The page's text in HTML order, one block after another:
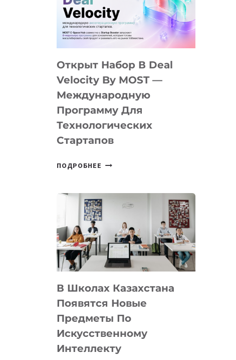
YOUTH
CAMP
ДАЛ
ПОДРОСТКАМ
БИЛЕТ
IT-
ПРЕДПРИНИМАТЕЛЬСТВО
Открыт Набор В Deal
Velocity By MOST —
Международную
Программу Для
Технологических
Стартапов
ПОДРОБНЕЕ ОТКРЫТ
DEAL
VELOCITY
MOST
—
МЕЖДУНАРОДНУЮ
ДЛЯ
ТЕХНОЛОГИЧЕСКИХ
СТАРТАПОВ
В Школах Казахстана
Появятся Новые
Предметы По
Искусственному
Интеллекту